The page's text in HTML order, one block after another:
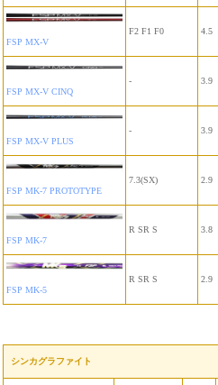
FSP MX-V
F2 F1 F0 4.5
FSP MX-V CINQ
- 3.9
FSP MX-V PLUS
- 3.9
FSP MK-7 PROTOTYPE
7.3(SX) 2.9
FSP MK-7
R SR S 3.8
FSP MK-5
R SR S 2.9
シンカグラファイト